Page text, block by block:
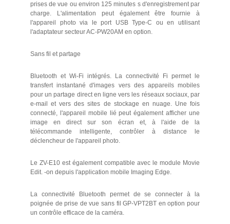
prises de vue ou environ 125 minutes s d'enregistrement par
charge. L'alimentation peut également être fournie à
l'appareil photo via le port USB Type-C ou en utilisant
l'adaptateur secteur AC-PW20AM en option.
Sans fil et partage
Bluetooth et Wi-Fi intégrés. La connectivité Fi permet le
transfert instantané d'images vers des appareils mobiles
pour un partage direct en ligne vers les réseaux sociaux, par
e-mail et vers des sites de stockage en nuage. Une fois
connecté, l'appareil mobile lié peut également afficher une
image en direct sur son écran et, à l'aide de la
télécommande intelligente, contrôler à distance le
déclencheur de l'appareil photo.
Le ZV-E10 est également compatible avec le module Movie
Edit. -on depuis l'application mobile Imaging Edge.
La connectivité Bluetooth permet de se connecter à la
poignée de prise de vue sans fil GP-VPT2BT en option pour
un contrôle efficace de la caméra.